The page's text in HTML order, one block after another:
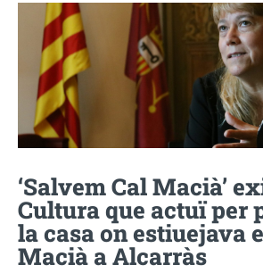
‘Salvem Cal Macià’
Cultura que actuï per
la casa on estiuejava
Macià a Alcarràs